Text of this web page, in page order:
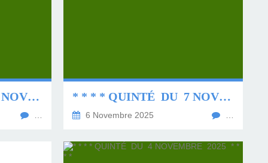
* * * * QUINTÉ DU 8 NOVEMBRE 2025 * * * * * * * * QUINTÉ DU 7 NOVEMBRE 2025 * * * *
6 Novembre 2025